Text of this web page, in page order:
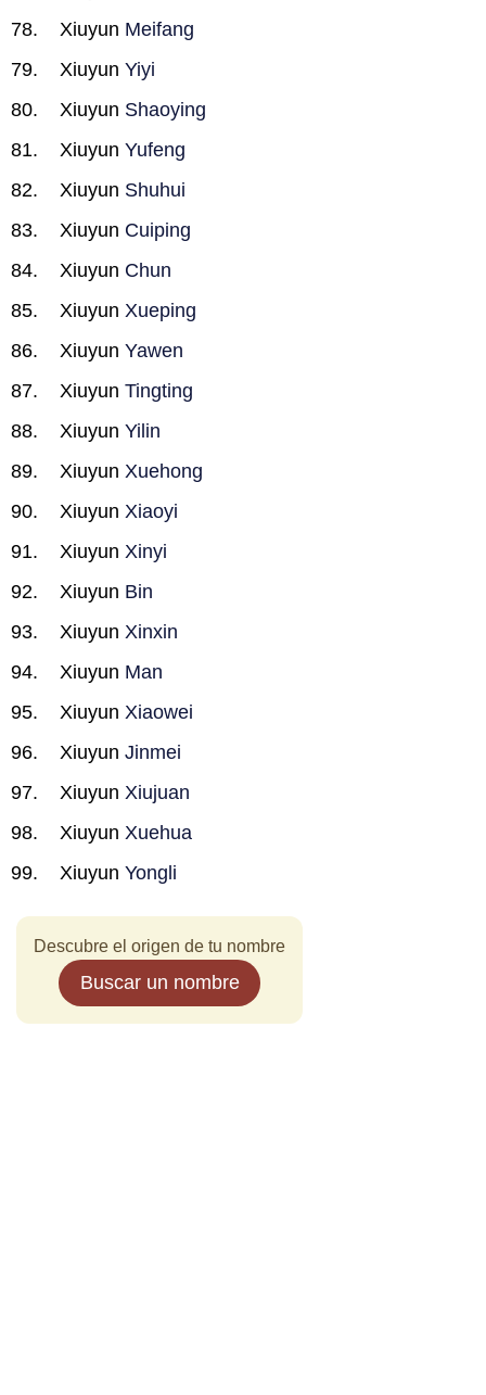
Xiuyun Meifang
Xiuyun Yiyi
Xiuyun Shaoying
Xiuyun Yufeng
Xiuyun Shuhui
Xiuyun Cuiping
Xiuyun Chun
Xiuyun Xueping
Xiuyun Yawen
Xiuyun Tingting
Xiuyun Yilin
Xiuyun Xuehong
Xiuyun Xiaoyi
Xiuyun Xinyi
Xiuyun Bin
Xiuyun Xinxin
Xiuyun Man
Xiuyun Xiaowei
Xiuyun Jinmei
Xiuyun Xiujuan
Xiuyun Xuehua
Xiuyun Yongli
Descubre el origen de tu nombre
Buscar un nombre